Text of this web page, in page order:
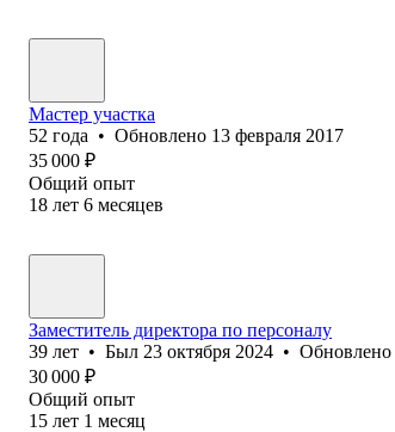
Мастер участка
52 года • Обновлено 13 февраля 2017
35 000 ₽
Общий опыт
18 лет 6 месяцев
Заместитель директора по персоналу
39 лет • Был 23 октября 2024 • Обновлено
30 000 ₽
Общий опыт
15 лет 1 месяц